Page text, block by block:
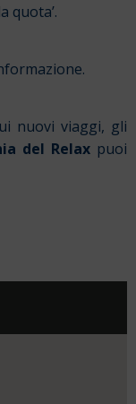
quota’.
nuovi viaggi, gli
del Relax puoi